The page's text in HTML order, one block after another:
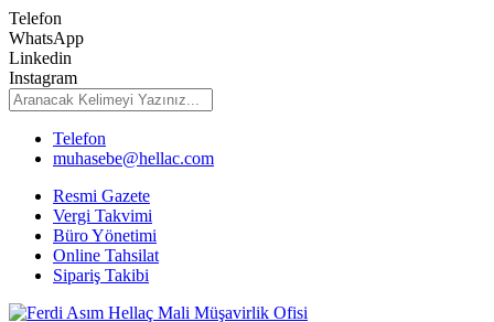
Telefon
WhatsApp
Linkedin
Instagram
Telefon
muhasebe@hellac.com
Resmi Gazete
Vergi Takvimi
Büro Yönetimi
Online Tahsilat
Sipariş Takibi